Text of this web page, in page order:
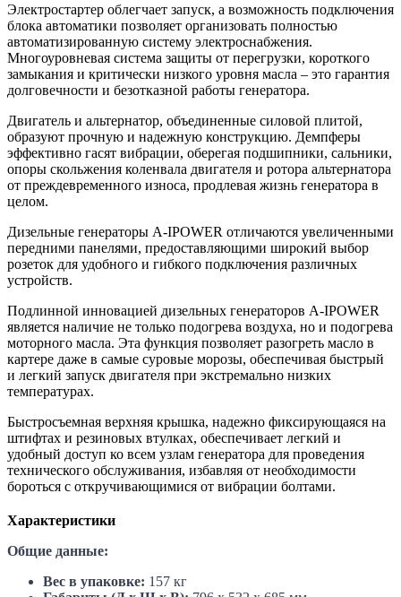
Электростартер облегчает запуск, а возможность подключения
блока автоматики позволяет организовать полностью
автоматизированную систему электроснабжения.
Многоуровневая система защиты от перегрузки, короткого
замыкания и критически низкого уровня масла – это гарантия
долговечности и безотказной работы генератора.
Двигатель и альтернатор, объединенные силовой плитой,
образуют прочную и надежную конструкцию. Демпферы
эффективно гасят вибрации, оберегая подшипники, сальники,
опоры скольжения коленвала двигателя и ротора альтернатора
от преждевременного износа, продлевая жизнь генератора в
целом.
Дизельные генераторы A-IPOWER отличаются увеличенными
передними панелями, предоставляющими широкий выбор
розеток для удобного и гибкого подключения различных
устройств.
Подлинной инновацией дизельных генераторов A-IPOWER
является наличие не только подогрева воздуха, но и подогрева
моторного масла. Эта функция позволяет разогреть масло в
картере даже в самые суровые морозы, обеспечивая быстрый
и легкий запуск двигателя при экстремально низких
температурах.
Быстросъемная верхняя крышка, надежно фиксирующаяся на
штифтах и резиновых втулках, обеспечивает легкий и
удобный доступ ко всем узлам генератора для проведения
технического обслуживания, избавляя от необходимости
бороться с откручивающимися от вибрации болтами.
Характеристики
Общие данные:
Вес в упаковке: 157 кг